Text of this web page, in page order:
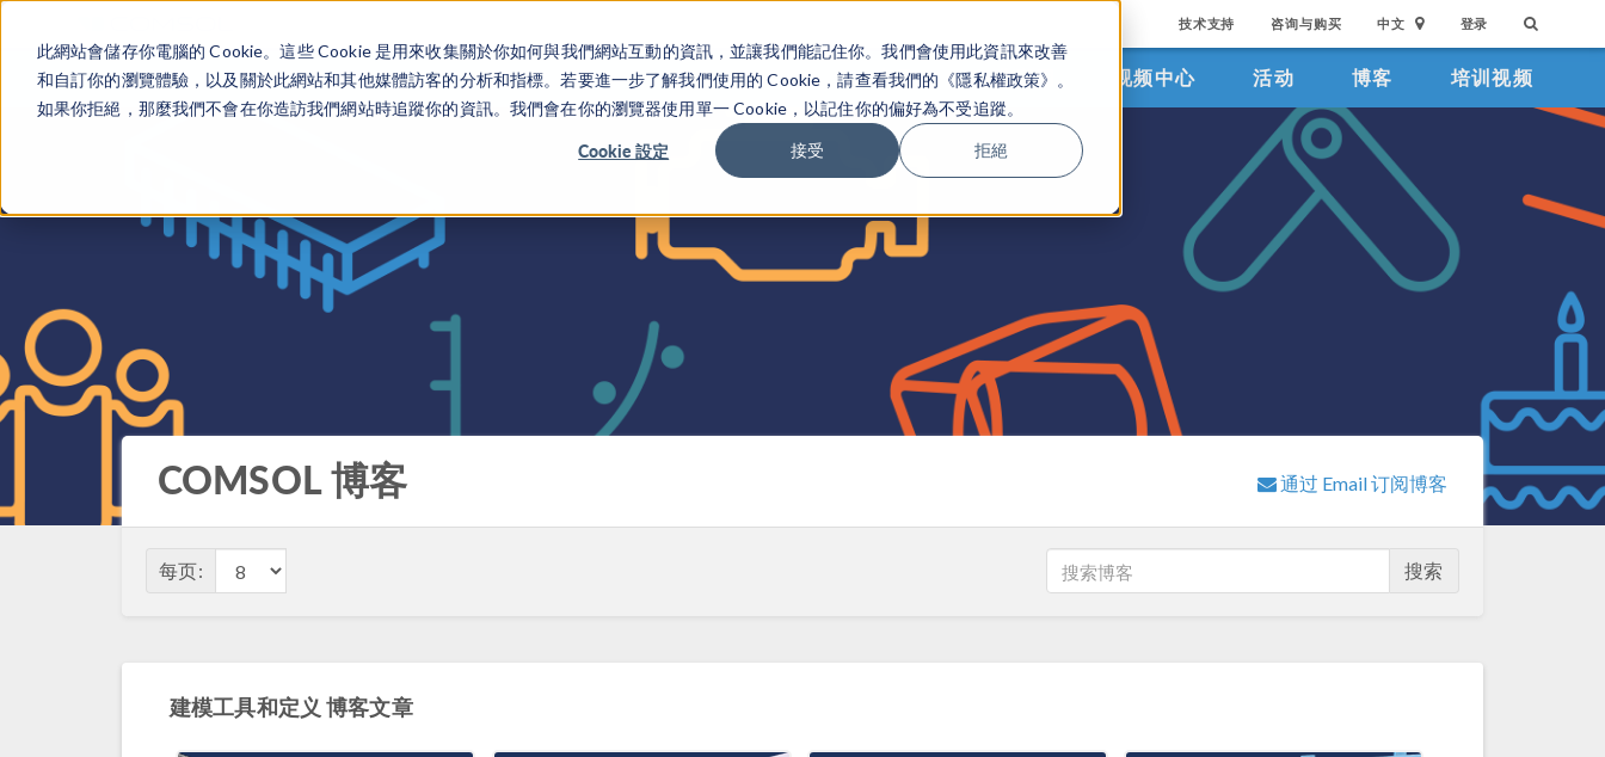
此網站會儲存你電腦的 Cookie。這些 Cookie 是用來收集關於你如何與我們網站互動的資訊，並讓我們能記住你。我們會使用此資訊來改善
和自訂你的瀏覽體驗，以及關於此網站和其他媒體訪客的分析和指標。若要進一步了解我們使用的 Cookie，請查看我們的《隱私權政策》。
如果你拒絕，那麼我們不會在你造訪我們網站時追蹤你的資訊。我們會在你的瀏覽器使用單一 Cookie，以記住你的偏好為不受追蹤。
Cookie 設定 接受 拒絕
技术支持 咨询与购买 中文 登录
产品 行业应用 视频中心 活动 博客 培训视频
COMSOL 博客 通过 Email 订阅博客
每页: 搜索
建模工具和定义 博客文章